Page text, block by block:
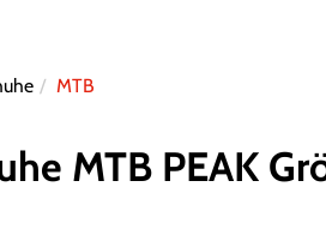
MTB
MTB PEAK